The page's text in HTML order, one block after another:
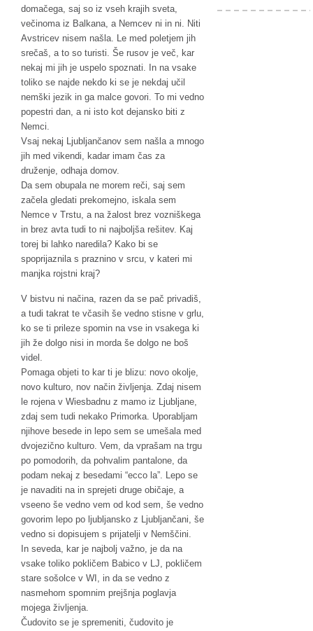
domačega, saj so iz vseh krajih sveta,
večinoma iz Balkana, a Nemcev ni in ni. Niti
Avstricev nisem našla. Le med poletjem jih
srečaš, a to so turisti. Še rusov je več, kar
nekaj mi jih je uspelo spoznati. In na vsake
toliko se najde nekdo ki se je nekdaj učil
nemški jezik in ga malce govori. To mi vedno
popestri dan, a ni isto kot dejansko biti z
Nemci.
Vsaj nekaj Ljubljančanov sem našla a mnogo
jih med vikendi, kadar imam čas za
druženje, odhaja domov.
Da sem obupala ne morem reči, saj sem
začela gledati prekomejno, iskala sem
Nemce v Trstu, a na žalost brez vozniškega
in brez avta tudi to ni najboljša rešitev. Kaj
torej bi lahko naredila? Kako bi se
spoprijaznila s praznino v srcu, v kateri mi
manjka rojstni kraj?
V bistvu ni načina, razen da se pač privadiš,
a tudi takrat te včasih še vedno stisne v grlu,
ko se ti prileze spomin na vse in vsakega ki
jih že dolgo nisi in morda še dolgo ne boš
videl.
Pomaga objeti to kar ti je blizu: novo okolje,
novo kulturo, nov način življenja. Zdaj nisem
le rojena v Wiesbadnu z mamo iz Ljubljane,
zdaj sem tudi nekako Primorka. Uporabljam
njihove besede in lepo sem se umešala med
dvojezično kulturo. Vem, da vprašam na trgu
po pomodorih, da pohvalim pantalone, da
podam nekaj z besedami “ecco la”. Lepo se
je navaditi na in sprejeti druge običaje, a
vseeno še vedno vem od kod sem, še vedno
govorim lepo po ljubljansko z Ljubljančani, še
vedno si dopisujem s prijatelji v Nemščini.
In seveda, kar je najbolj važno, je da na
vsake toliko pokličem Babico v LJ, pokličem
stare sošolce v WI, in da se vedno z
nasmehom spomnim prejšnja poglavja
mojega življenja.
Čudovito se je spremeniti, čudovito je